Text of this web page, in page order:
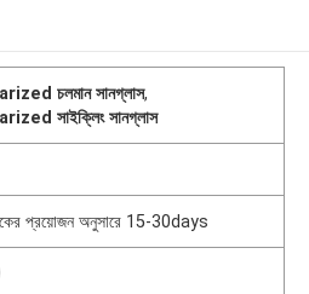
চলমান সানগ্লাস,
সাইক্লিং সানগ্লাস
প্রয়োজন অনুসারে 15-30days